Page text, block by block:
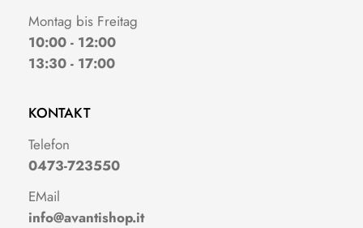
Montag bis Freitag
10:00 - 12:00
13:30 - 17:00
KONTAKT
Telefon
0473-723550
EMail
info@avantishop.it